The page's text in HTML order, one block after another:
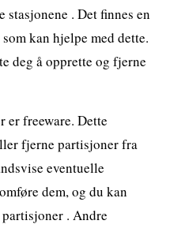
. Det finnes en
kan hjelpe med dette.
deg å opprette og fjerne
er freeware. Dette
fjerne partisjoner fra
eventuelle
dem, og du kan
. Andre